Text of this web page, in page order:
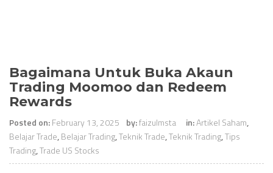
Bagaimana Untuk Buka Akaun
Trading Moomoo dan Redeem
Rewards
Posted on:February 13, 2025 by:faizulmsta in:Artikel Saham,
Belajar Trade,Belajar Trading,Teknik Trade,Teknik Trading,Tips
Trading,Trade US Stocks